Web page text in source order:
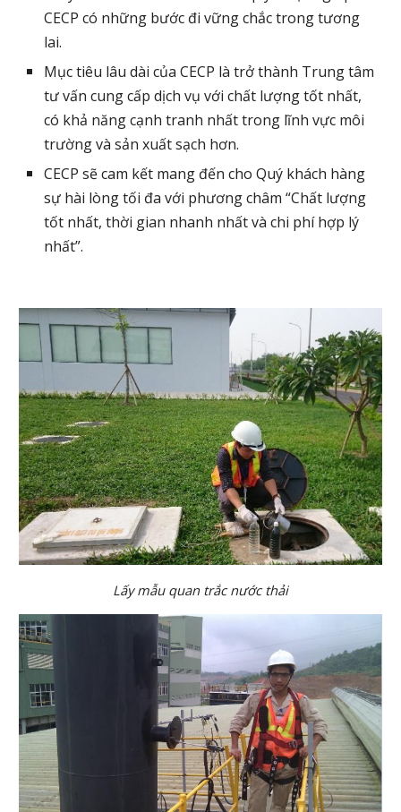
CECP có những bước đi vững chắc trong tương
lai.
Mục tiêu lâu dài của CECP là trở thành Trung tâm
tư vấn cung cấp dịch vụ với chất lượng tốt nhất,
có khả năng cạnh tranh nhất trong lĩnh vực môi
trường và sản xuất sạch hơn.
CECP sẽ cam kết mang đến cho Quý khách hàng
sự hài lòng tối đa với phương châm “Chất lượng
tốt nhất, thời gian nhanh nhất và chi phí hợp lý
nhất”.
Lấy mẫu quan trắc nước thải